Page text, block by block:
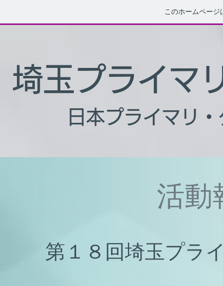
このホームペー
埼玉プライマ
日本プライマリ
活動
第１８回埼玉プラ